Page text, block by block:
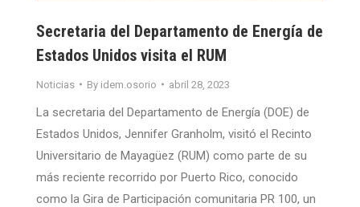
Secretaria del Departamento de Energía de
Estados Unidos visita el RUM
Noticias By idem.osorio abril 28, 2023
La secretaria del Departamento de Energía (DOE) de
Estados Unidos, Jennifer Granholm, visitó el Recinto
Universitario de Mayagüez (RUM) como parte de su
más reciente recorrido por Puerto Rico, conocido
como la Gira de Participación comunitaria PR 100, un